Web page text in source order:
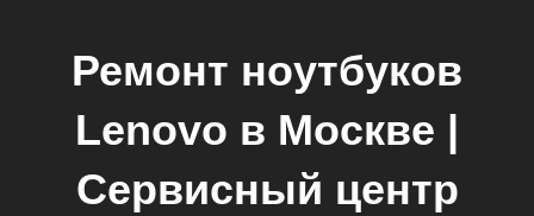
Ремонт ноутбуков
Lenovo в Москве |
Сервисный центр